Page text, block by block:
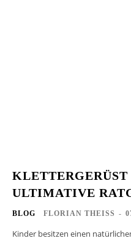
ULTIMATIVE
BLOG FLORIAN THEISS -
Kinder besitzen einen